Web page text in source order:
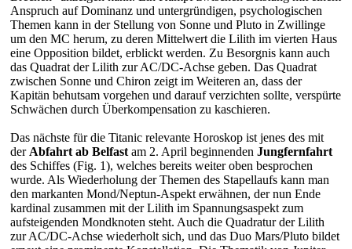
Anspruch auf Dominanz und untergründigen, psychologischen
Themen kann in der Stellung von Sonne und Pluto in Zwillinge
um den MC herum, zu deren Mittelwert die Lilith im vierten Haus
eine Opposition bildet, erblickt werden. Zu Besorgnis kann auch
das Quadrat der Lilith zur AC/DC-Achse geben. Das Quadrat
zwischen Sonne und Chiron zeigt im Weiteren an, dass der
Kapitän behutsam vorgehen und darauf verzichten sollte, verspürte
Schwächen durch Überkompensation zu kaschieren.
Das nächste für die Titanic relevante Horoskop ist jenes des mit
der Abfahrt ab Belfast am 2. April beginnenden Jungfernfahrt
des Schiffes (Fig. 1), welches bereits weiter oben besprochen
wurde. Als Wiederholung der Themen des Stapellaufs kann man
den markanten Mond/Neptun-Aspekt erwähnen, der nun Ende
kardinal zusammen mit der Lilith im Spannungsaspekt zum
aufsteigenden Mondknoten steht. Auch die Quadratur der Lilith
zur AC/DC-Achse wiederholt sich, und das Duo Mars/Pluto bildet